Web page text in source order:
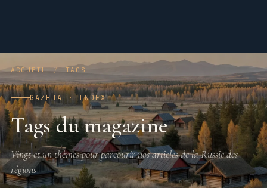
ACCUEIL / TAGS
GAZETA · INDEX
Tags du magazine
Vingt et un thèmes pour parcourir nos articles de la Russie des
régions